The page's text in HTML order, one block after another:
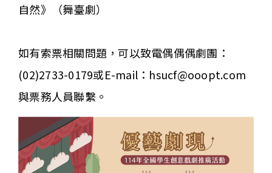
自然》（舞臺劇）
如有索票相關問題，可以致電偶偶偶劇團：
(02)2733-0179或E-mail：hsucf@ooopt.com
與票務人員聯繫。